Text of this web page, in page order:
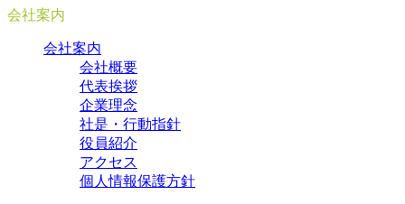
会社案内
会社案内
会社概要
代表挨拶
企業理念
社是・行動指針
役員紹介
アクセス
個人情報保護方針